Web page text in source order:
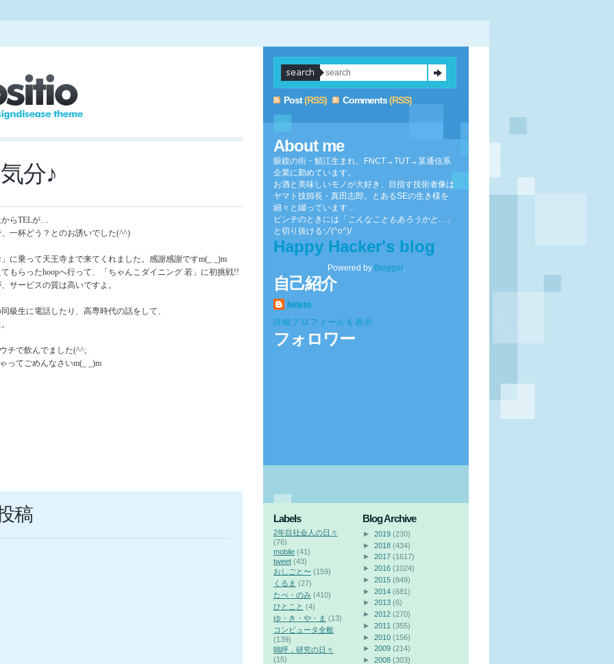
分♪
からTELが…
一杯どう？とのお誘いでした(^^)
に乗って天王寺まで来てくれました。感謝感謝ですm(_ _)m
もらったhoopへ行って、「ちゃんこダイニング 若」に初挑戦!!
サービスの質は高いですよ。
級生に電話したり、高専時代の話をして、
チで飲んでました(^^;
ってごめんなさいm(_ _)m
稿
Post(RSS) Comments(RSS)
About me
眼鏡の街・鯖江生まれ、FNCT→TUT→某通信系
企業に勤めています。
お酒と美味しいモノが大好き、目指す技術者像は
ヤマト技師長・真田志郎。とあるSEの生き様を
細々と綴っています…
ピンチのときには「 こんなこともあろうかと… 」
と切り抜けるゾ(^o^)/
Happy Hacker's blog
Powered by Blogger.
自己紹介
hideto
詳細プロフィールを表示
フォロワー
Labels
2年目社会人の日々
(76)
mobile (41)
tweet (43)
おしごと〜 (159)
くるま (27)
たべ・のみ (410)
ひとこと (4)
ゆ・き・や・ま (13)
コンピュータ全般
(139)
嗚呼，研究の日々
(15)
Blog Archive
► 2019 (230)
► 2018 (434)
► 2017 (1617)
► 2016 (1024)
► 2015 (849)
► 2014 (681)
► 2013 (6)
► 2012 (270)
► 2011 (355)
► 2010 (156)
► 2009 (214)
► 2008 (303)